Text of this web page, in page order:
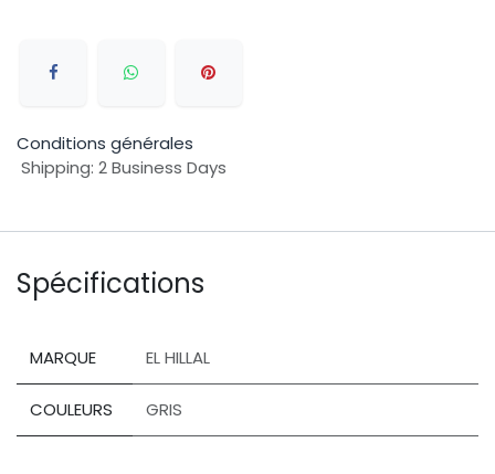
Conditions générales
Shipping: 2 Business Days
Spécifications
MARQUE EL HILLAL
COULEURS GRIS